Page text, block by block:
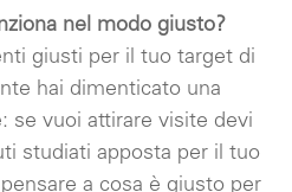
nel modo giusto?
giusti per il tuo target di
hai dimenticato una
se vuoi attirare visite devi
studiati apposta per il tuo
a cosa è giusto per